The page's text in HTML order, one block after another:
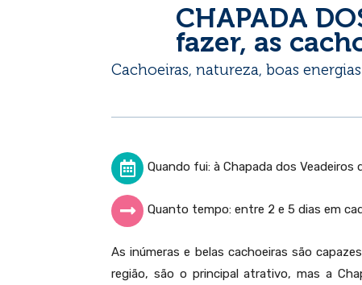
CHAPADA
fazer, as
Cachoeiras, natureza, boas
Quando fui: à Chapada dos Veadeiros
Quanto tempo: entre 2 e 5 dias em
As inúmeras e belas cachoeiras são
região, são o principal atrativo, mas a